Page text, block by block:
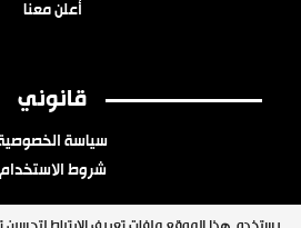
أعلن معنا
قانوني
سياسة
شروط الاستخدام